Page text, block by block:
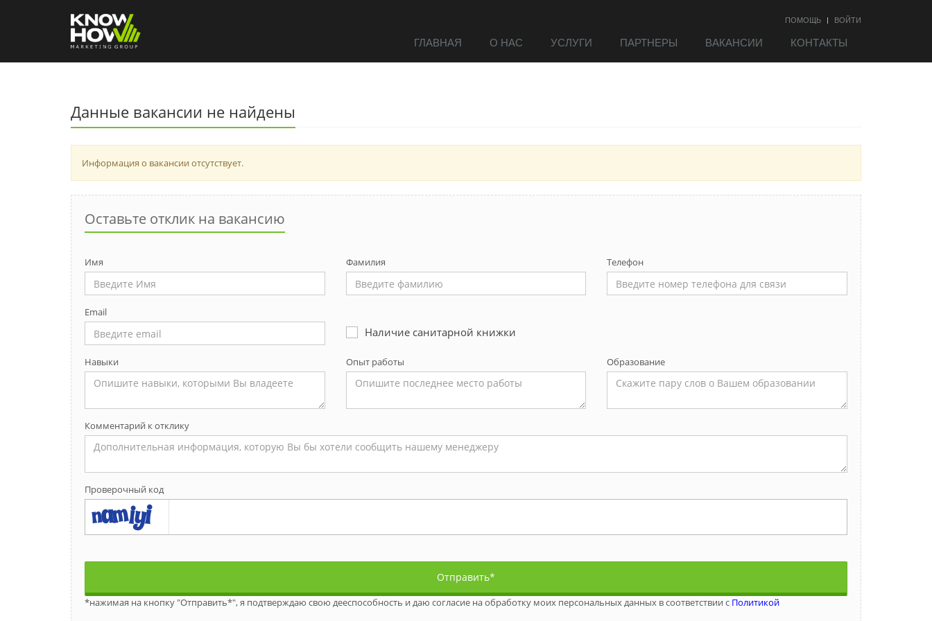
ПОМОЩЬ ВОЙТИ
ГЛАВНАЯ О НАС УСЛУГИ ПАРТНЕРЫ ВАКАНСИИ КОНТАКТЫ
Данные вакансии не найдены
Информация о вакансии отсутствует.
Оставьте отклик на вакансию
Имя Фамилия Телефон
Email
Наличие санитарной книжки
Навыки Опыт работы Образование
Комментарий к отклику
Проверочный код
Отправить*
*нажимая на кнопку "Отправить*", я подтверждаю свою дееспособность и даю согласие на обработку моих персональных данных в соответствии с Политикой